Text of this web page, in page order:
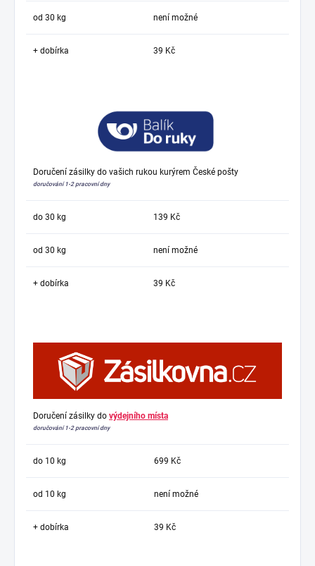
od 30 kg není možné
+ dobírka 39 Kč
Doručení zásilky do vašich rukou kurýrem České pošty
doručování 1-2 pracovní dny
do 30 kg 139 Kč
od 30 kg není možné
+ dobírka 39 Kč
Doručení zásilky do výdejního místa
doručování 1-2 pracovní dny
do 10 kg 699 Kč
od 10 kg není možné
+ dobírka 39 Kč